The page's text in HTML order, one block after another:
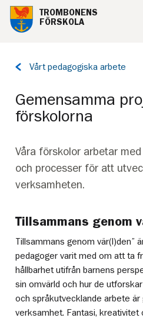
Till innehåll på sidan
TROMBONENS
FÖRSKOLA
Tillbaka
Vårt pedagogiska arbete
Gemensamma
förskolorna
Våra förskolor arbetar
och processer för att
verksamheten.
Tillsammans genom
Tillsammans genom vär(l)den”
pedagoger varit med om att ta
hållbarhet utifrån barnens
sin omvärld och hur de
och språkutvecklande arbete är
verksamhet. Fantasi, kreativitet